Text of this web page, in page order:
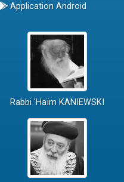
Application Android
Rabbi 'Haïm KANIEWSKI